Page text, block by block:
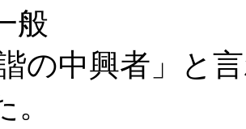
般
の中興者」と